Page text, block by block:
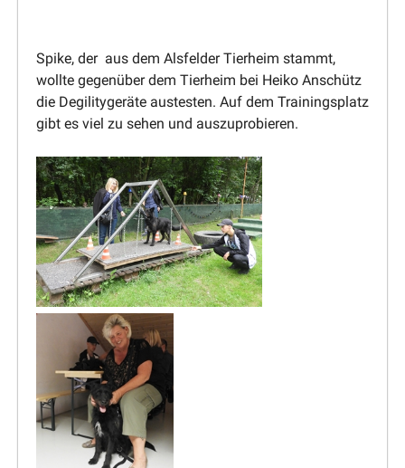
Spike, der aus dem Alsfelder Tierheim stammt,
wollte gegenüber dem Tierheim bei Heiko Anschütz
die Degili­ty­geräte austesten. Auf dem Trainings­platz
gibt es viel zu sehen und auszuprobieren.